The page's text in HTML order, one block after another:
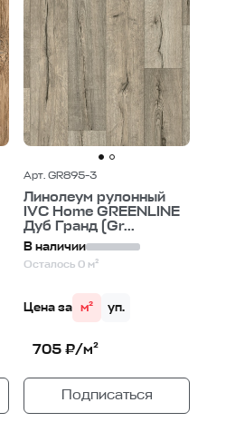
Арт. GR895-3
Линолеум рулонный
IVC Home GREENLINE
Дуб Гранд (Gr...
В наличии
Осталось 0 м²
Цена за м² уп.
705 ₽/м²
Подписаться